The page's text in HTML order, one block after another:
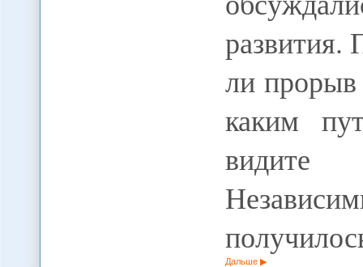
ли
каким
видите
Дальше